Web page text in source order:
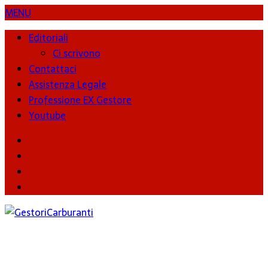
MENU
Editoriali
Ci scrivono
Contattaci
Assistenza Legale
Professione EX Gestore
Youtube